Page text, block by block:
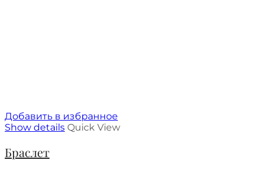
Добавить в избранное
Show details Quick View
Браслет